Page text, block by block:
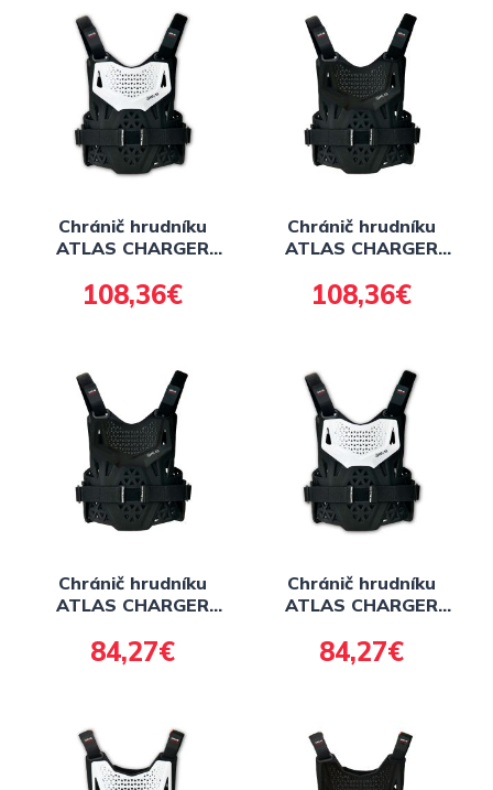
Chránič hrudníku
ATLAS CHARGER
Předškolák (biela) FIM
108,36€
Chránič hrudníku
ATLAS CHARGER
Předškolák (čierna)
FIM
108,36€
Chránič hrudníku
ATLAS CHARGER
čierna)
84,27€
Chránič hrudníku
ATLAS CHARGER
(biela)
84,27€